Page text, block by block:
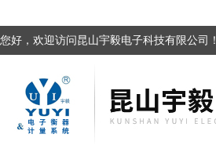
您好，欢迎访问昆山宇毅电子科技有限公司！